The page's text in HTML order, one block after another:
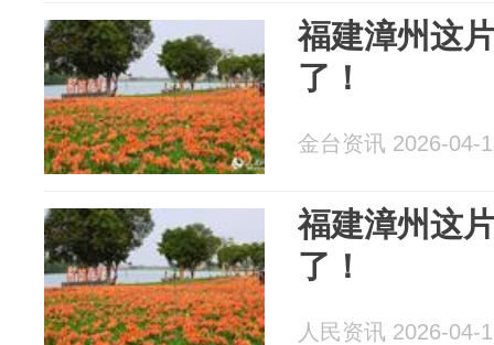
福建漳州这
了！
金台资讯 2026-04-
福建漳州这
了！
人民资讯 2026-04-